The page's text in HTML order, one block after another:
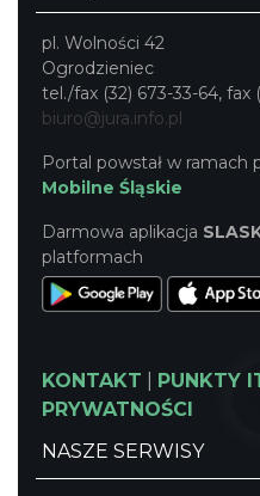
pl. Wolności 42
Ogrodzieniec
tel./fax (32) 673-33-64, fax
biuro@jura.info.pl
Portal powstał w ramach
Mobilne Śląskie
Darmowa aplikacja
platformach
KONTAKT PUNKTY
PRYWATNOŚCI
NASZE SERWISY